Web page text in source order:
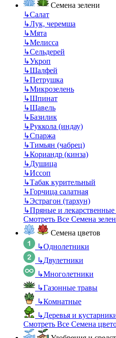
Семена зелени
↳Салат
↳Лук, черемша
↳Мята
↳Мелисса
↳Сельдерей
↳Укроп
↳Шалфей
↳Петрушка
↳Микрозелень
↳Шпинат
↳Щавель
↳Базилик
↳Руккола (индау)
↳Спаржа
↳Тимьян (чабрец)
↳Кориандр (кинза)
↳Душица
↳Иссоп
↳Табак курительный
↳Горчица салатная
↳Эстрагон (тархун)
↳Пряные и
Смотреть Все Семена
Семена цветов
↳Однолетники
↳Двулетники
↳Многолетники
↳Газонные травы
↳Комнатные
↳Деревья и
Смотреть Все Семена